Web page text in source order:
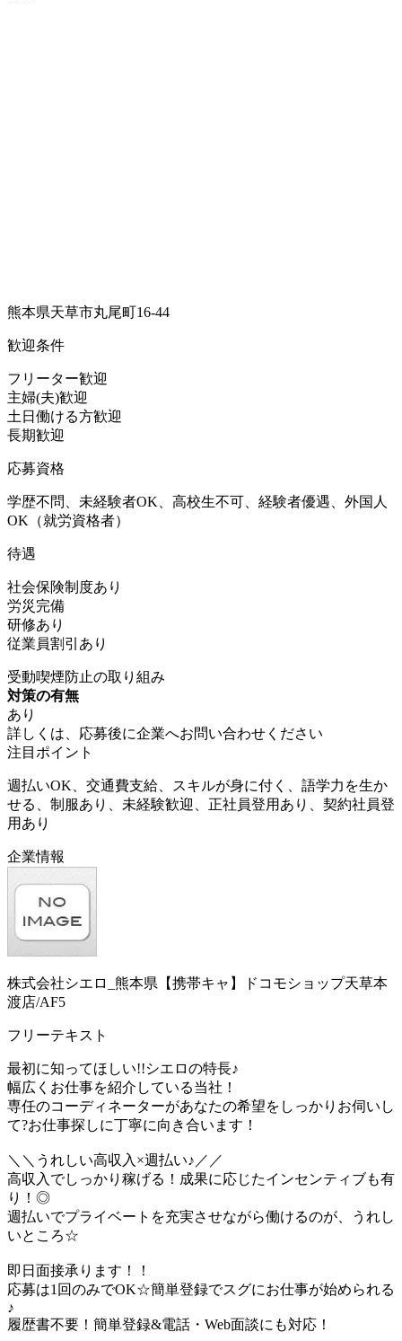
熊本県天草市丸尾町16-44
歓迎条件
フリーター歓迎
主婦(夫)歓迎
土日働ける方歓迎
長期歓迎
応募資格
学歴不問、未経験者OK、高校生不可、経験者優遇、外国人
OK（就労資格者）
待遇
社会保険制度あり
労災完備
研修あり
従業員割引あり
受動喫煙防止の取り組み
対策の有無
あり
詳しくは、応募後に企業へお問い合わせください
注目ポイント
週払いOK、交通費支給、スキルが身に付く、語学力を生か
せる、制服あり、未経験歓迎、正社員登用あり、契約社員登
用あり
企業情報
株式会社シエロ_熊本県【携帯キャ】ドコモショップ天草本
渡店/AF5
フリーテキスト
最初に知ってほしい!!シエロの特長♪
幅広くお仕事を紹介している当社！
専任のコーディネーターがあなたの希望をしっかりお伺いし
て?お仕事探しに丁寧に向き合います！
＼＼うれしい高収入×週払い♪／／
高収入でしっかり稼げる！成果に応じたインセンティブも有
り！◎
週払いでプライベートを充実させながら働けるのが、うれし
いところ☆
即日面接承ります！！
応募は1回のみでOK☆簡単登録でスグにお仕事が始められる
♪
履歴書不要！簡単登録&電話・Web面談にも対応！